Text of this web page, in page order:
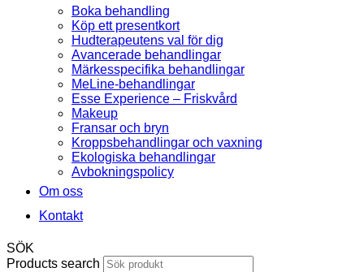
Boka behandling
Köp ett presentkort
Hudterapeutens val för dig
Avancerade behandlingar
Märkesspecifika behandlingar
MeLine-behandlingar
Esse Experience – Friskvård
Makeup
Fransar och bryn
Kroppsbehandlingar och vaxning
Ekologiska behandlingar
Avbokningspolicy
Om oss
Kontakt
SÖK
Products search